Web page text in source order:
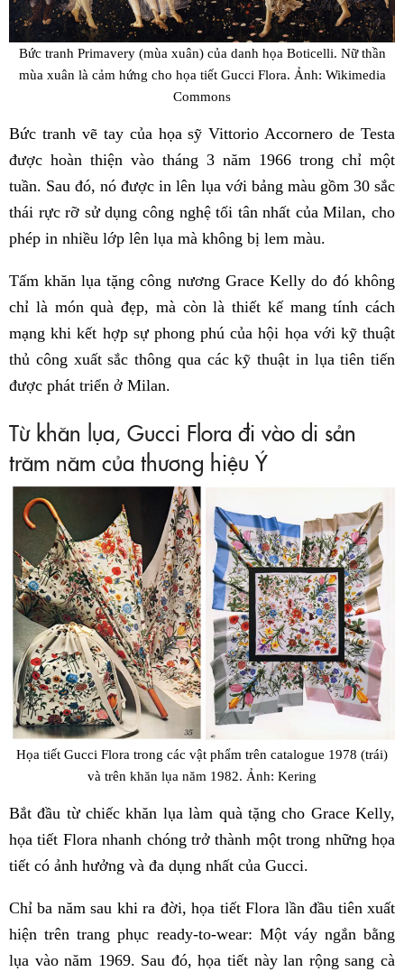
Bức tranh Primavery (mùa xuân) của danh họa Boticelli. Nữ thần
mùa xuân là cảm hứng cho họa tiết Gucci Flora. Ảnh: Wikimedia
Commons
Bức tranh vẽ tay của họa sỹ Vittorio Accornero de Testa
được hoàn thiện vào tháng 3 năm 1966 trong chỉ một
tuần. Sau đó, nó được in lên lụa với bảng màu gồm 30 sắc
thái rực rỡ sử dụng công nghệ tối tân nhất của Milan, cho
phép in nhiều lớp lên lụa mà không bị lem màu.
Tấm khăn lụa tặng công nương Grace Kelly do đó không
chỉ là món quà đẹp, mà còn là thiết kế mang tính cách
mạng khi kết hợp sự phong phú của hội họa với kỹ thuật
thủ công xuất sắc thông qua các kỹ thuật in lụa tiên tiến
được phát triển ở Milan.
Từ khăn lụa, Gucci Flora đi vào di sản
trăm năm của thương hiệu Ý
Họa tiết Gucci Flora trong các vật phẩm trên catalogue 1978 (trái)
và trên khăn lụa năm 1982. Ảnh: Kering
Bắt đầu từ chiếc khăn lụa làm quà tặng cho Grace Kelly,
họa tiết Flora nhanh chóng trở thành một trong những họa
tiết có ảnh hưởng và đa dụng nhất của Gucci.
Chỉ ba năm sau khi ra đời, họa tiết Flora lần đầu tiên xuất
hiện trên trang phục ready-to-wear: Một váy ngắn bằng
lụa vào năm 1969. Sau đó, họa tiết này lan rộng sang cà